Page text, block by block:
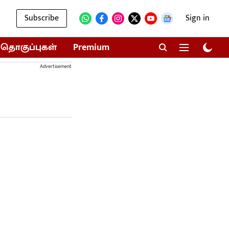
Subscribe Sign in
தொகுப்புகள் Premium
Advertisement